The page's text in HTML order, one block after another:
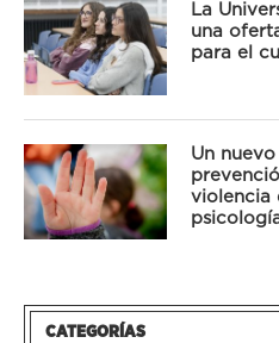
La
una
para el
Un
violencia
CATEGORÍAS